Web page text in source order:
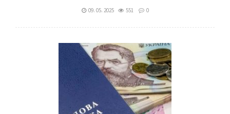
09. 05. 2025 551 0